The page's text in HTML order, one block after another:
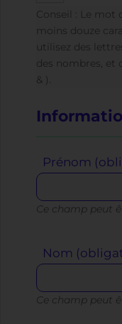
Conseil : Le mot
moins douze
utilisez des
des nombres, et
& ).
Prénom
Ce champ peut
Nom
Ce champ peut